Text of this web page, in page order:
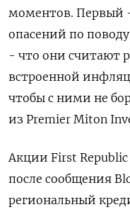
моментов. Первый -
опасений по поводу
- что они считают
встроенной
чтобы с ними не
из Premier Miton
Акции First Republic
после сообщения
региональный